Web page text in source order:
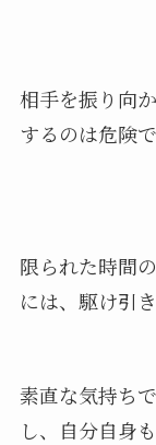
相手を振り向
するのは危険で
限られた時間
には、駆け引
素直な気持ち
し、自分自身